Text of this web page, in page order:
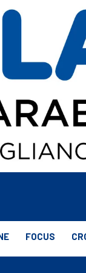
FOCUS